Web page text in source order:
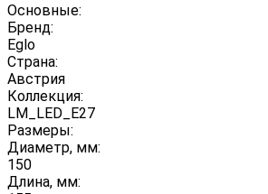
Основные:
Бренд:
Eglo
Страна:
Австрия
Коллекция:
LM_LED_E27
Размеры:
Диаметр, мм:
150
Длина, мм: